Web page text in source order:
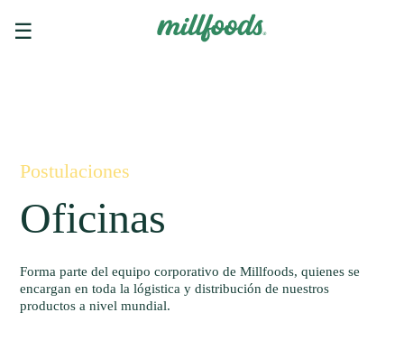
☰
Postulaciones
Oficinas
Forma parte del equipo corporativo de Millfoods, quienes se
encargan en toda la lógistica y distribución de nuestros
productos a nivel mundial.